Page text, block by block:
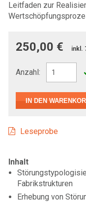
Leitfaden zur
250,00 € inkl.
Anzahl:
Leseprobe
Inhalt
Fabrikstrukturen
Erhebung von